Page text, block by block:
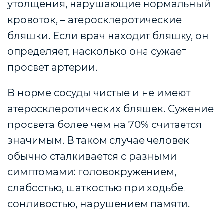
утолщения, нарушающие нормальный
кровоток, – атеросклеротические
бляшки. Если врач находит бляшку, он
определяет, насколько она сужает
просвет артерии.
В норме сосуды чистые и не имеют
атеросклеротических бляшек. Сужение
просвета более чем на 70% считается
значимым. В таком случае человек
обычно сталкивается с разными
симптомами: головокружением,
слабостью, шаткостью при ходьбе,
сонливостью, нарушением памяти.